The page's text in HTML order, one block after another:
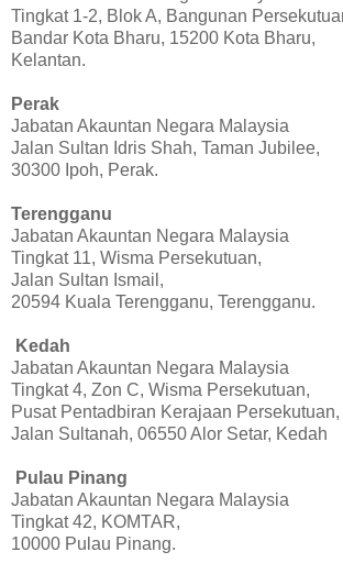
Tingkat 1-2, Blok A, Bangunan
Bandar Kota Bharu, 15200 Kota Bharu,
Kelantan.
Perak
Jabatan Akauntan Negara Malaysia
Jalan Sultan Idris Shah, Taman Jubilee,
30300 Ipoh, Perak.
Terengganu
Jabatan Akauntan Negara Malaysia
Tingkat 11, Wisma Persekutuan,
Jalan Sultan Ismail,
20594 Kuala Terengganu, Terengganu.
Kedah
Jabatan Akauntan Negara Malaysia
Tingkat 4, Zon C, Wisma Persekutuan,
Pusat Pentadbiran Kerajaan Persekutuan,
Jalan Sultanah, 06550 Alor Setar, Kedah
Pulau Pinang
Jabatan Akauntan Negara Malaysia
Tingkat 42, KOMTAR,
10000 Pulau Pinang.